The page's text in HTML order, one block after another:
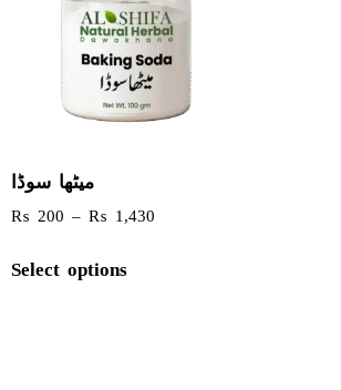
میٹھا سوڈا
₨ 200 – ₨ 1,430
Select options